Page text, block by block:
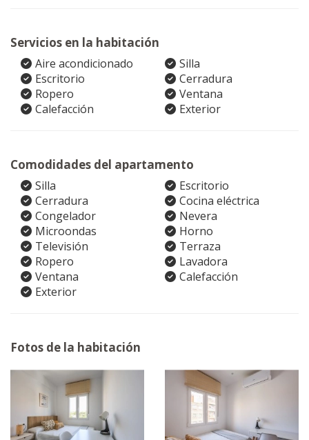
Servicios en la habitación
Aire acondicionado
Silla
Escritorio
Cerradura
Ropero
Ventana
Calefacción
Exterior
Comodidades del apartamento
Silla
Escritorio
Cerradura
Cocina eléctrica
Congelador
Nevera
Microondas
Horno
Televisión
Terraza
Ropero
Lavadora
Ventana
Calefacción
Exterior
Fotos de la habitación